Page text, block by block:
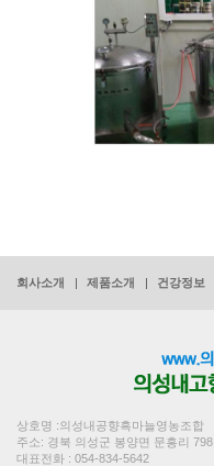
회사소개 제품소개 건강정보
상호명 :의성내공향흑마늘영농조합
주소: 경북 의성군 봉양면 문흥리 798
대표전화 : 054-834-5642